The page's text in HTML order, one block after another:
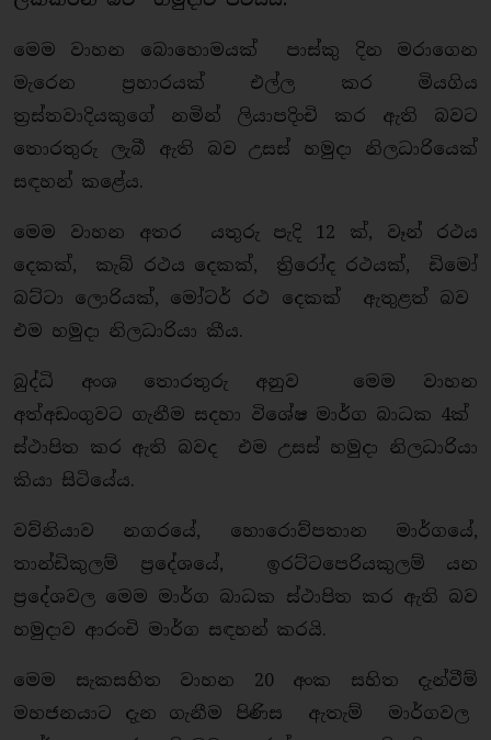
මෙම වාහන බොහොමයක් පාස්කු දින මරාගෙන
මැරෙන ප‍්‍රහාරයක් එල්ල කර මියගිය
ත‍්‍රස්තවාදියකුගේ නමින් ලියාපදිංචි කර ඇති බවට
තොරතුරු ලැබී ඇති බව උසස් හමුදා නිලධාරියෙක්
සඳහන් කළේය.
මෙම වාහන අතර යතුරු පැදි 12 ක්, වෑන් රථය
දෙකක්, කැබ් රථය දෙකක්, ති‍්‍රරෝද රථයක්, ඩිමෝ
බට්ටා ලොරියක්, මෝටර් රථ දෙකක් ඇතුළත් බව
එම හමුදා නිලධාරියා කීය.
බුද්ධි අංශ තොරතුරු අනුව මෙම වාහන
අත්අඩංගුවට ගැනීම සදහා විශේෂ මාර්ග බාධක 4ක්
ස්ථාපිත කර ඇති බවද එම උසස් හමුදා නිලධාරියා
කියා සිටියේය.
වව්නියාව නගරයේ, හොරොව්පතාන මාර්ගයේ,
තාන්ඩිකුලම් ප‍්‍රදේශයේ, ඉරට්ටපෙරියකුලම් යන
ප‍්‍රදේශවල මෙම මාර්ග බාධක ස්ථාපිත කර ඇති බව
හමුදාව ආරංචි මාර්ග සඳහන් කරයි.
මෙම සැකසහිත වාහන 20 අංක සහිත දැන්වීම්
මහජනයාට දැන ගැනීම පිණිස ඇතැම් මාර්ගවල